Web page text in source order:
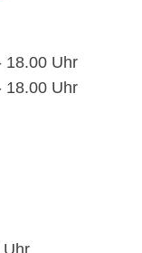
18.00 Uhr
18.00 Uhr
Uhr